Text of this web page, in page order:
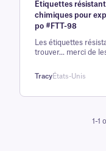
5 sur la
base d'
client
Étiquettes
chimiques pour
po #FTT-98
Les étiquettes
trouver... merci de
TracyÉtats-Unis
1-1